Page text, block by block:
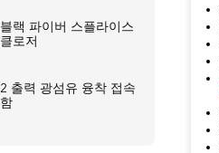
블랙 파이버 스플라이스
클로저
2 출력 광섬유 융착 접속
함